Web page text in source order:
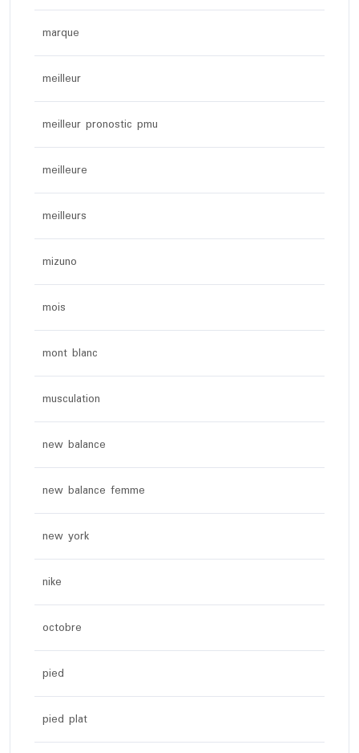
marque
meilleur
meilleur pronostic pmu
meilleure
meilleurs
mizuno
mois
mont blanc
musculation
new balance
new balance femme
new york
nike
octobre
pied
pied plat